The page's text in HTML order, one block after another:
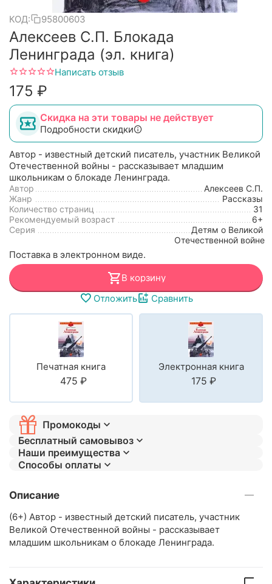
КОД: 95800603
Алексеев С.П. Блокада
Ленинграда (эл. книга)
Написать отзыв
‍175‍ ₽
Скидка на эти товары не действует
Подробности скидки
Автор - известный детский писатель, участник Великой
Отечественной войны - рассказывает младшим
школьникам о блокаде Ленинграда.
Автор
Алексеев С.П.
Жанр
Рассказы
Количество страниц
31
Рекомендуемый возраст
6+
Серия
Детям о Великой
Отечественной войне
Поставка в электронном виде.
В корзину
Отложить
Сравнить
Печатная книга
‍475‍ ₽
Электронная книга
‍175‍ ₽
Промокоды
Бесплатный самовывоз
Наши преимущества
Способы оплаты
Описание
(6+) Автор - известный детский писатель, участник
Великой Отечественной войны - рассказывает
младшим школьникам о блокаде Ленинграда.